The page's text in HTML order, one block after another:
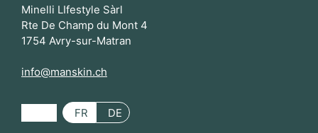
Minelli LIfestyle Sàrl
Rte De Champ du Mont 4
1754 Avry-sur-Matran
info@manskin.ch
FR DE